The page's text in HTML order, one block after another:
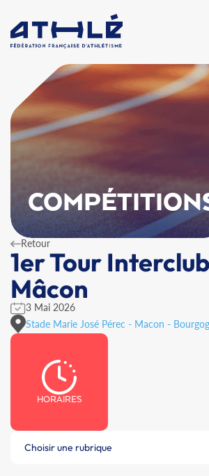
Retour
1er Tour
Mâcon
3 Mai 2026
Stade Marie José Pérec - Macon -
HORAIRES
Choisir une rubrique